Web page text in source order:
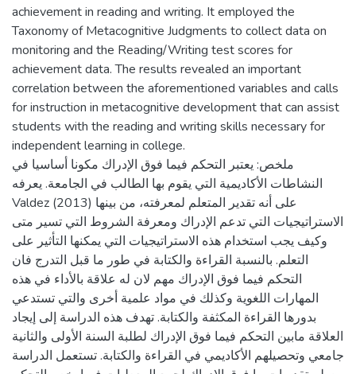
achievement in reading and writing. It employed the
Taxonomy of Metacognitive Judgments to collect data on
monitoring and the Reading/Writing test scores for
achievement data. The results revealed an important
correlation between the aforementioned variables and calls
for instruction in metacognitive development that can assist
students with the reading and writing skills necessary for
independent learning in college.
ملخص: يعتبر التحكم فيما فوق الإدراك مكونا أساسيا في
النشاطات الأكاديمية التي يقوم بها الطالب في الجامعة. يعرفه
Valdez (2013) على أنه تقدير المتعلم لمعرفته، من بينها
الاستراتيجيات التي تدعم الإدراك ومعرفة الشروط التي تسير متى
وكيف يجب استخدام هذه الاستراتيجيات التي يمكنها التأثير على
التعلم. بالنسبة القراءة والكتابة في طور ما قبل التدرج فان
التحكم فيما فوق الإدراك مهم لان له علاقة بالأداء في هذه
المهارات اللغوية وكذلك في مواد علمية أخرى والتي تستدعي
بدورها القراءة المكثفة والكتابة. تهدف هذه الدراسة إلى إيجاد
العلاقة مابين التحكم فيما فوق الإدراك لطلبة السنة الأولى والثانية
جامعي وتحصيلهم الأكاديمي في القراءة والكتابة. تستعمل الدراسة